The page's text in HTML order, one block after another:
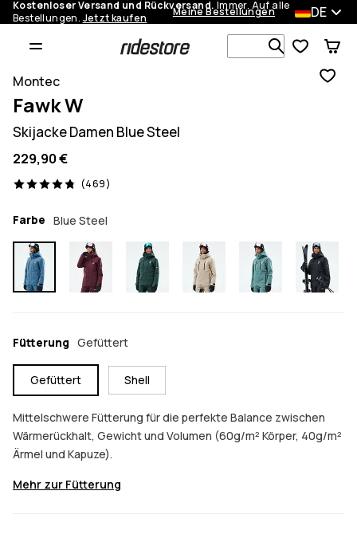
Kostenloser Versand und Rückversand. Immer. Auf alle
Bestellungen. Jetzt kaufen Meine Bestellungen DE
Montec
Fawk W
Skijacke Damen Blue Steel
229,90 €
(469)
469 Reviews, 4.8/5
Farbe Blue Steel
Fütterung Gefüttert
Gefüttert Shell
Mittelschwere Fütterung für die perfekte Balance zwischen
Wärmerückhalt, Gewicht und Volumen (60g/m² Körper, 40g/m²
Ärmel und Kapuze).
Mehr zur Fütterung